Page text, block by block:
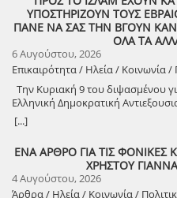
ΥΠΟΣΤΗΡΙΖΟΥΝ ΤΟΥΣ
ΠΑΝΕ ΝΑ ΣΑΣ ΤΗΝ ΒΓΟΥΝ
ΟΛΑ ΤΑ
6 Αυγούστου, 2026
Επικαιρότητα / Ηλεία / Κοινωνία /
Την Κυριακή 9 του διψασμένου
Ελληνική Δημοκρατική
ΟΛΟΥΣ τους Συναγωνιστές για
Αγώνα!
[...]
ΕΝΑ ΑΡΘΡΟ ΓΙΑ ΤΙΣ ΦΟΝΙΚΕΣ
ΧΡΗΣΤΟΥ
4 Αυγούστου, 2026
Άρθρα / Ηλεία / Κοινωνία /